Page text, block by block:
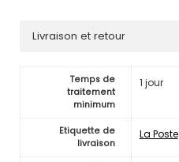
Livraison et retour
Temps de
traitement
minimum
1 jour
Etiquette de
livraison
La Poste